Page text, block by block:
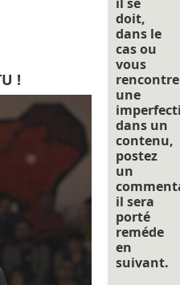
!
doit,
dans le
cas ou
vous
une
dans un
contenu,
postez
un
il sera
porté
reméde
en
suivant.